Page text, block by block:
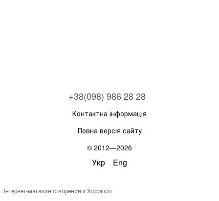
+38(098) 986 28 28
Контактна інформація
Повна версія сайту
© 2012—2026
Укр Eng
Інтернет-магазин створений з Хорошоп